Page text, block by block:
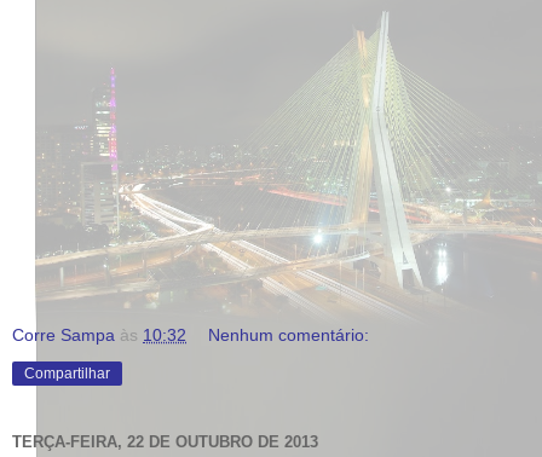
Corre Sampa às 10:32 Nenhum comentário:
Compartilhar
TERÇA-FEIRA, 22 DE OUTUBRO DE 2013